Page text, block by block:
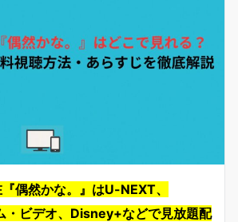
偶然かな。』はU-NEXT、
ビデオ、Disney+などで見放題配